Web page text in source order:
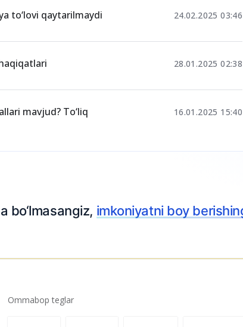
to‘lovi qaytarilmaydi 24.02.2025 03:46
28.01.2025 02:38
mavjud? To‘liq
16.01.2025 15:40
Ommabop teglar